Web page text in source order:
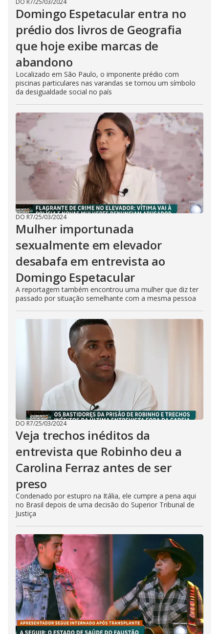
DO R7/25/03/2024
Domingo Espetacular entra no
prédio dos livros de Geografia
que hoje exibe marcas de
abandono
Localizado em São Paulo, o imponente prédio com
piscinas particulares nas varandas se tornou um símbolo
da desigualdade social no país
DO R7/25/03/2024
Mulher importunada
sexualmente em elevador
desabafa em entrevista ao
Domingo Espetacular
A reportagem também encontrou uma mulher que diz ter
passado por situação semelhante com a mesma pessoa
DO R7/25/03/2024
Veja trechos inéditos da
entrevista que Robinho deu a
Carolina Ferraz antes de ser
preso
Condenado por estupro na Itália, ele cumpre a pena aqui
no Brasil depois de uma decisão do Superior Tribunal de
Justiça